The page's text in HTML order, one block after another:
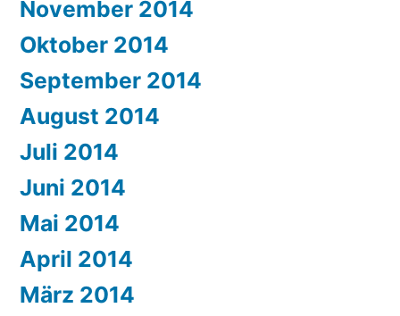
November 2014
Oktober 2014
September 2014
August 2014
Juli 2014
Juni 2014
Mai 2014
April 2014
März 2014